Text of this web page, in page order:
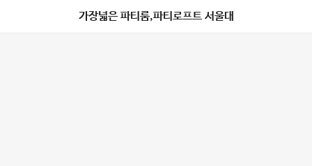
가장넓은 파티룸,파티로프트 서울대